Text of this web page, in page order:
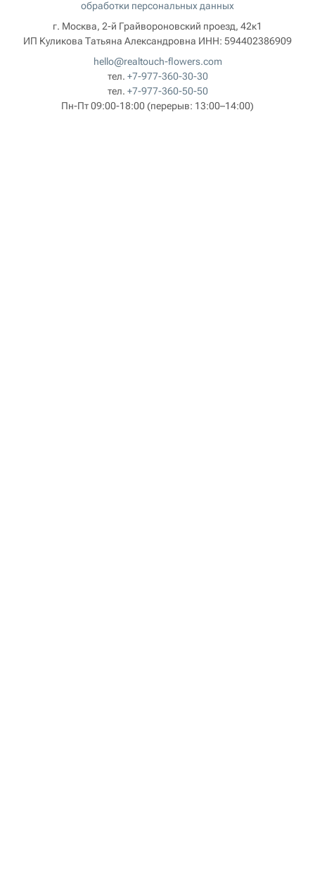
обработки персональных данных
г. Москва, 2-й Грайвороновский проезд, 42к1
ИП Куликова Татьяна Александровна ИНН: 594402386909
hello@realtouch-flowers.com
тел. +7-977-360-30-30
тел. +7-977-360-50-50
Пн-Пт 09:00-18:00(перерыв: 13:00–14:00)